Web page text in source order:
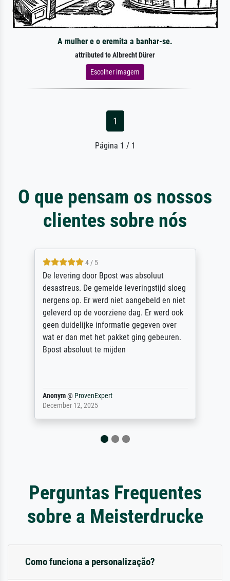
A mulher e o eremita a banhar-se.
attributed to Albrecht Dürer
Escolher imagem
1
Página 1 / 1
O que pensam os nossos
clientes sobre nós
Sehr gute Qualität des Leinwanddrucks und
des Rahmens! Unser Bild wurde sehr
sorgfältig und sicher verpackt, so dass es
unbeschadet bei uns ankam. Es wird nicht
unser letzter Meisterdruck sein. Vielen
Dank!
Reinhold,@ProvenExpert
April 22, 2026
Perguntas Frequentes
sobre a Meisterdrucke
Como funciona a personalização?